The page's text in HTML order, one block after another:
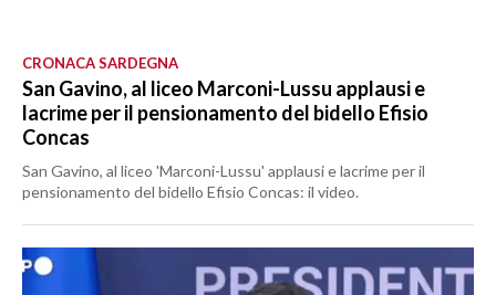
CRONACA SARDEGNA
San Gavino, al liceo Marconi-Lussu applausi e
lacrime per il pensionamento del bidello Efisio
Concas
San Gavino, al liceo 'Marconi-Lussu' applausi e lacrime per il
pensionamento del bidello Efisio Concas: il video.